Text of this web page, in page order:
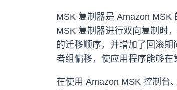
MSK 复制器是 Amazon MSK
MSK 复制器进行双向复制时
的迁移顺序，并增加了回滚
者组偏移，使应用程序能够在
在使用 Amazon MSK 控制台